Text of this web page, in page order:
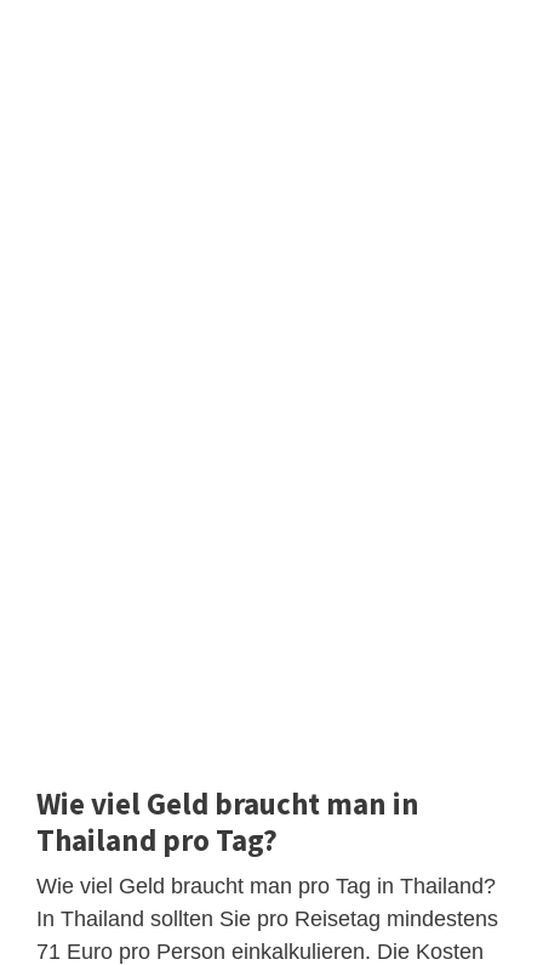
Wie viel Geld braucht man in
Thailand pro Tag?
Wie viel Geld braucht man pro Tag in Thailand?
In Thailand sollten Sie pro Reisetag mindestens
71 Euro pro Person einkalkulieren. Die Kosten